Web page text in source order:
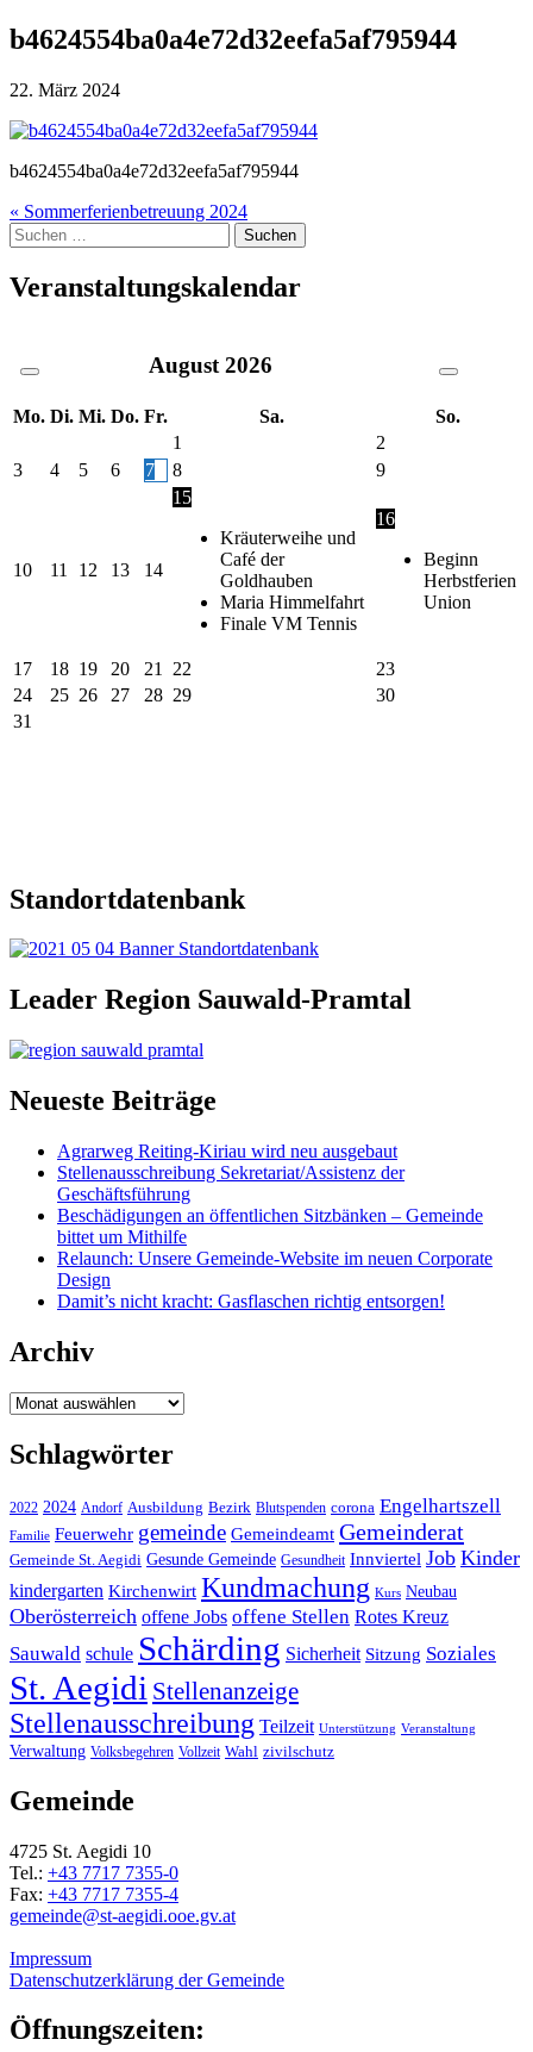
b4624554ba0a4e72d32eefa5af795944
22. März 2024
b4624554ba0a4e72d32eefa5af795944
Beitragsnavigation
« Sommerferienbetreuung 2024
Suche
nach:
Veranstaltungskalendar
August 2026
Mo. Di. Mi. Do. Fr. Sa.
So.
1
2
3
4 5 6 7 8 9
10 11 12 13 14
15
Kräuterweihe und
Café der
Goldhauben
Maria Himmelfahrt
Finale VM Tennis
16
Beginn
Herbstferien
Union
17 18 19 20 21 22
23
24
25 26 27 28 29
30
31
Standortdatenbank
Leader Region Sauwald-Pramtal
Neueste Beiträge
Agrarweg Reiting-Kiriau wird neu ausgebaut
Stellenausschreibung Sekretariat/Assistenz der
Geschäftsführung
Beschädigungen an öffentlichen Sitzbänken – Gemeinde
bittet um Mithilfe
Relaunch: Unsere Gemeinde-Website im neuen Corporate
Design
Damit’s nicht kracht: Gasflaschen richtig entsorgen!
Archiv
Archiv
Schlagwörter
2022 2024 Andorf Ausbildung Bezirk Blutspenden corona Engelhartszell
Familie Feuerwehr gemeinde Gemeindeamt Gemeinderat
Gemeinde St. Aegidi Gesunde Gemeinde Gesundheit Innviertel Job Kinder
kindergarten Kirchenwirt Kundmachung Kurs Neubau
Oberösterreich offene Jobs offene Stellen Rotes Kreuz
Sauwald schule Schärding Sicherheit Sitzung Soziales
St. Aegidi Stellenanzeige
Stellenausschreibung Teilzeit Unterstützung Veranstaltung
Verwaltung Volksbegehren Vollzeit Wahl zivilschutz
Gemeinde
4725 St. Aegidi 10
Tel.: +43 7717 7355-0
Fax: +43 7717 7355-4
gemeinde@st-aegidi.ooe.gv.at
Impressum
Datenschutzerklärung der Gemeinde
Öffnungszeiten: